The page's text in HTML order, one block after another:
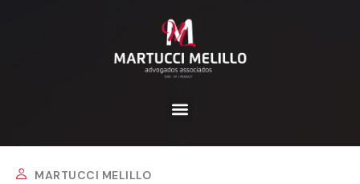
MARTUCCI MELILLO